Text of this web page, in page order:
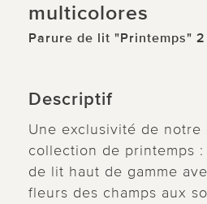
multicolores
Parure de lit "Printemps"
Descriptif
Une exclusivité de notre
collection de printemps
de lit haut de gamme
fleurs des champs aux